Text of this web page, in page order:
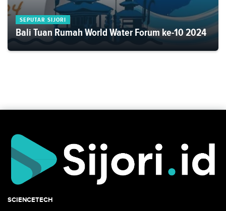
SEPUTAR SIJORI
Bali Tuan Rumah World Water Forum ke-10 2024
SCIENCETECH